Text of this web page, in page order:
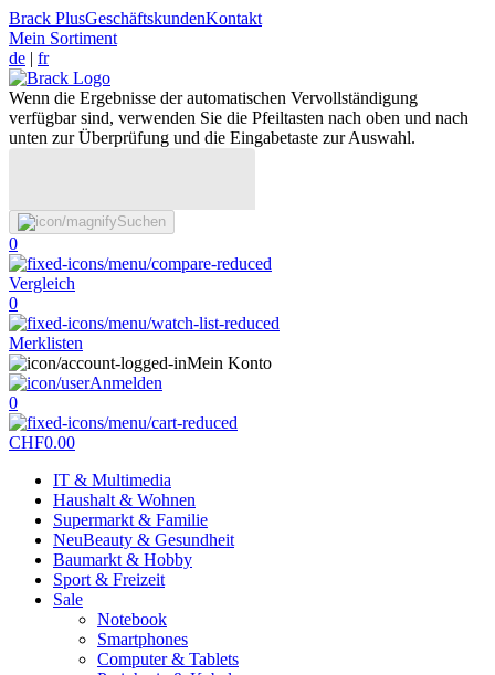
Brack PlusGeschäftskundenKontakt
Mein Sortiment
de | fr
Wenn die Ergebnisse der automatischen Vervollständigung
verfügbar sind, verwenden Sie die Pfeiltasten nach oben und nach
unten zur Überprüfung und die Eingabetaste zur Auswahl.
Suchen
0
Vergleich
0
Merklisten
Mein Konto
Anmelden
0
CHF0.00
IT & Multimedia
Haushalt & Wohnen
Supermarkt & Familie
NeuBeauty & Gesundheit
Baumarkt & Hobby
Sport & Freizeit
Sale
Notebook
Smartphones
Computer & Tablets